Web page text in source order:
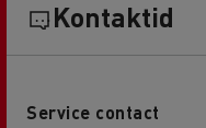
Kontaktid
Service contact